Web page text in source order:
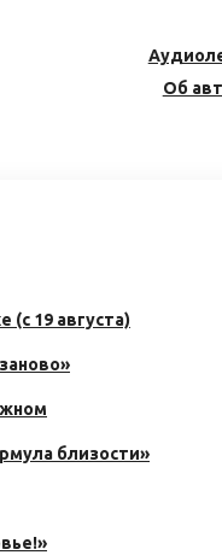
Об
(с 19 августа)
близости»